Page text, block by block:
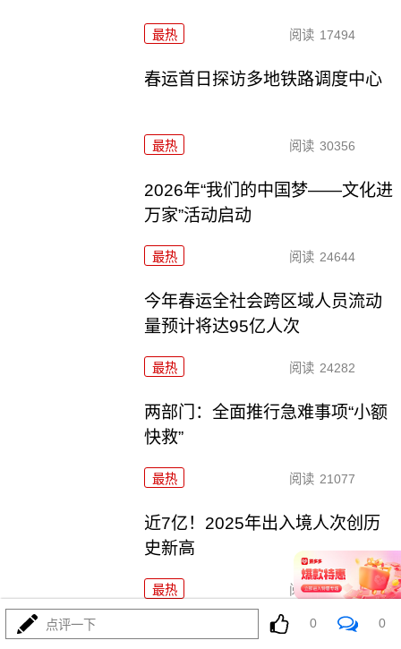
最热 阅读 17494
春运首日探访多地铁路调度中心
最热 阅读 30356
2026年“我们的中国梦——文化进
万家”活动启动
最热 阅读 24644
今年春运全社会跨区域人员流动
量预计将达95亿人次
最热 阅读 24282
两部门：全面推行急难事项“小额
快救”
最热 阅读 21077
近7亿！2025年出入境人次创历
史新高
最热 阅读 19333
过完春节过春糖 开局最红是成都
点评一下 0 0